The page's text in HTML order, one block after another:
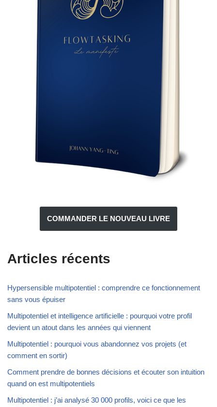
COMMANDER LE NOUVEAU LIVRE
Articles récents
Hypersensible multipotentiel : comprendre ce fonctionnement
sans vous épuiser
Multipotentiel et intelligence artificielle : pourquoi votre profil
devient un atout dans les années qui viennent
Multipotentiel : pourquoi vous abandonnez vos projets (et
comment en sortir)
Comment prendre de bonnes décisions et écouter son intuition
quand on est multipotentiels
Multipotentiel : j’ai analysé 30 000 profils, voici ce que les